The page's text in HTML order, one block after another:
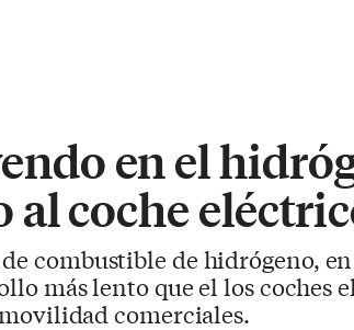
en el
coche
combustible de hidrógeno,
más lento que el los coches
comerciales.